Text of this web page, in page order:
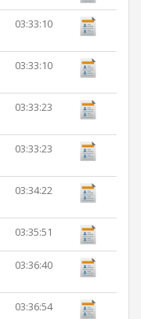
03:33:10
03:33:10
03:33:23
03:33:23
03:34:22
03:35:51
03:36:40
03:36:54